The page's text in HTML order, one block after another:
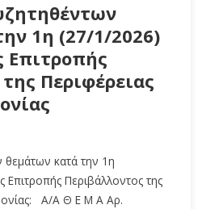
1η (27/1/2026)
Επιτροπής
Περιφέρειας
θεμάτων κατά την 1η
Περιβάλλοντος της
A/A Θ Ε Μ Α Αρ.